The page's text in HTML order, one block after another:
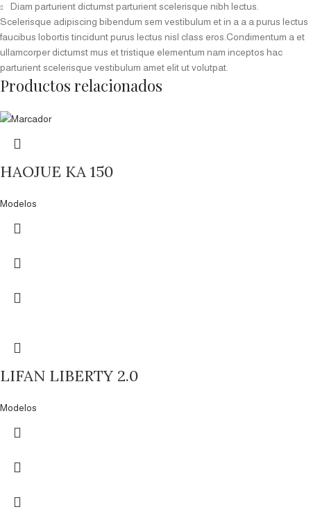
Diam parturient dictumst parturient scelerisque nibh lectus.
Scelerisque adipiscing bibendum sem vestibulum et in a a a purus lectus
faucibus lobortis tincidunt purus lectus nisl class eros.Condimentum a et
ullamcorper dictumst mus et tristique elementum nam inceptos hac
parturient scelerisque vestibulum amet elit ut volutpat.
Productos relacionados
HAOJUE KA 150
Modelos
LIFAN LIBERTY 2.0
Modelos